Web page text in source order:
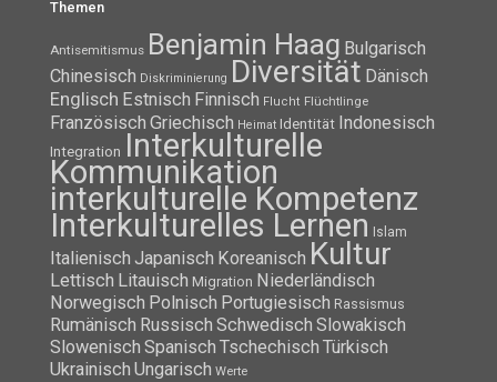
Themen
Antisemitismus Benjamin Haag Bulgarisch
Chinesisch Diskriminierung Diversität Dänisch
Englisch Estnisch Finnisch Flucht Flüchtlinge
Französisch Griechisch Heimat Identität Indonesisch
Integration Interkulturelle
Kommunikation
interkulturelle Kompetenz
Interkulturelles Lernen Islam
Italienisch Japanisch Koreanisch Kultur
Lettisch Litauisch Migration Niederländisch
Norwegisch Polnisch Portugiesisch Rassismus
Rumänisch Russisch Schwedisch Slowakisch
Slowenisch Spanisch Tschechisch Türkisch
Ukrainisch Ungarisch Werte